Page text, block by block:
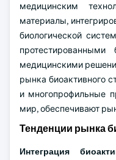
медицинским
материалы,
биологической
медицинскими
рынка биоактивного
и многопрофильные
мир, обеспечивают
Тенденции рынка
Интеграция